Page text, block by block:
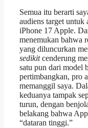
Semua itu berarti
audiens target untuk
iPhone 17 Apple.
menemukan bahwa
yang diluncurkan
sedikitcenderung
satu pun dari model
pertimbangkan, pro
memanggil saya.
keduanya tampak
turun, dengan
belakang bahwa
“dataran tinggi.”